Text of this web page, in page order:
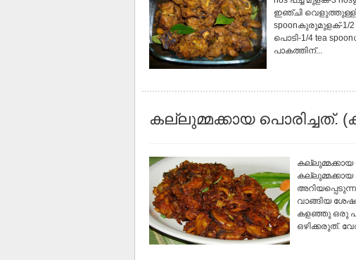
ഇഞ്ചി വെളുത്തുള്ളി
spoonകുരുമുളക്-1/2
പൊടി-1/4 tea
പാകത്തിന്...
കല്ലുമ്മക്കായ പൊരിച്ചത്.
കല്ലുമ്മക്കായ
കല്ലുമ്മക്കായ
വാങ്ങിയ
കളഞ്ഞു ഒരു
ഒഴിക്കരുത്.